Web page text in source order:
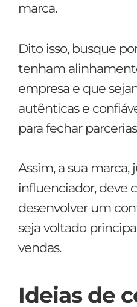
marca.
Dito isso, busque
tenham
empresa e que
autênticas e
para fechar
Assim, a sua
influenciador, deve
desenvolver um
seja voltado
vendas.
Ideias de